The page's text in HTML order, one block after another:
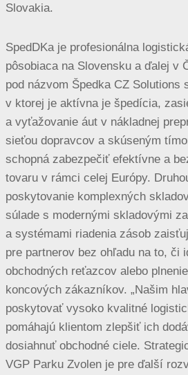
Slovakia.
SpedDKa je profesionálna
pôsobiaca na Slovensku a ďalej v
pod názvom Špedka CZ Solutions
v ktorej je aktívna je špedícia,
a vyťažovanie áut v nákladnej
sieťou dopravcov a skúseným
schopná zabezpečiť efektívne a
tovaru v rámci celej Európy.
poskytovanie komplexných
súlade s modernými skladovými
a systémami riadenia zásob
pre partnerov bez ohľadu na to, či
obchodných reťazcov alebo
koncových zákazníkov. „Našim
poskytovať vysoko kvalitné
pomáhajú klientom zlepšiť ich
dosiahnuť obchodné ciele.
VGP Parku Zvolen je pre ďalší